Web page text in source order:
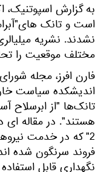
است و تانک
نشدند. نشریه
مختلف موقعیت را
فارن افرز، مجله
اندیشکده سیاست
تانک‌ها "از ابرسلاح
هستند". در مقاله ای
فروند سرنگون شده